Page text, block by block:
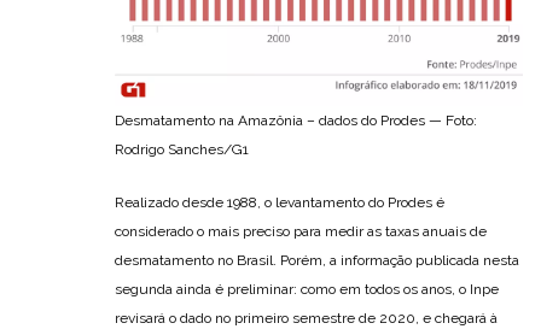
Desmatamento na Amazônia – dados do Prodes — Foto:
Rodrigo Sanches/G1
Realizado desde 1988, o levantamento do Prodes é
considerado o mais preciso para medir as taxas anuais de
desmatamento no Brasil. Porém, a informação publicada nesta
segunda ainda é preliminar: como em todos os anos, o Inpe
revisará o dado no primeiro semestre de 2020, e chegará à